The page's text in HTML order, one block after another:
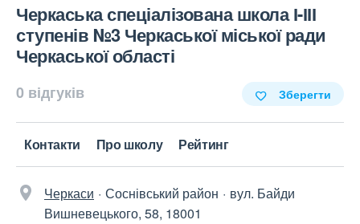
Черкаська спеціалізована школа І-ІІІ
ступенів №3 Черкаської міської ради
Черкаської області
0 відгуків Зберегти
Контакти Про школу Рейтинг
Черкаси Соснівський район
вул. Байди
Вишневецького, 58, 18001